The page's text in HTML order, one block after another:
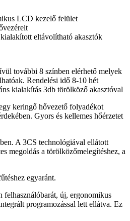
LCD kezelő felület
eltávolítható akasztók
további 8 színben elérhető melyek
Rendelési idő 8-10 hét
kialakítás 3db törölköző akasztóval
keringő hővezető folyadékot
Gyors és kellemes hőérzetet
A 3CS technológiával ellátott
megoldás a törölközőmelegítéshez, a
egyaránt.
új, ergonomikus
programozással lett ellátva. Ez